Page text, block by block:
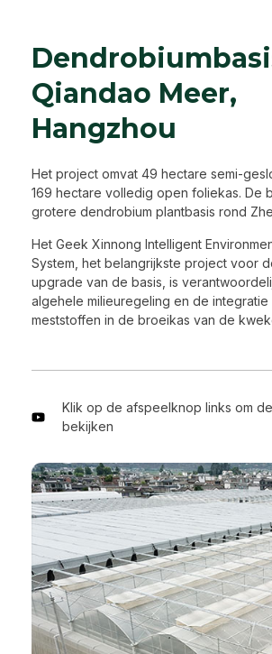
Qiandao Meer,
Hangzhou
Het project omvat 49 hectare semi-
169 hectare volledig open foliekas. De
grotere dendrobium plantbasis rond
Het Geek Xinnong Intelligent
System, het belangrijkste project voor
upgrade van de basis, is
algehele milieuregeling en de integratie
meststoffen in de broeikas van de
Klik op de afspeelknop links om
bekijken